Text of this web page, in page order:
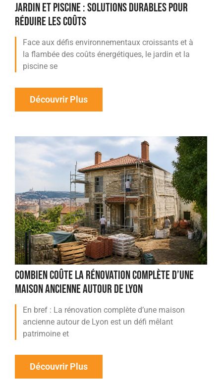
JARDIN ET PISCINE : SOLUTIONS DURABLES POUR
RÉDUIRE LES COÛTS
Face aux défis environnementaux croissants et à
la flambée des coûts énergétiques, le jardin et la
piscine se
Découvrir Plus
COMBIEN COÛTE LA RÉNOVATION COMPLÈTE D’UNE
MAISON ANCIENNE AUTOUR DE LYON
En bref : La rénovation complète d’une maison
ancienne autour de Lyon est un défi mêlant
patrimoine et
Découvrir Plus